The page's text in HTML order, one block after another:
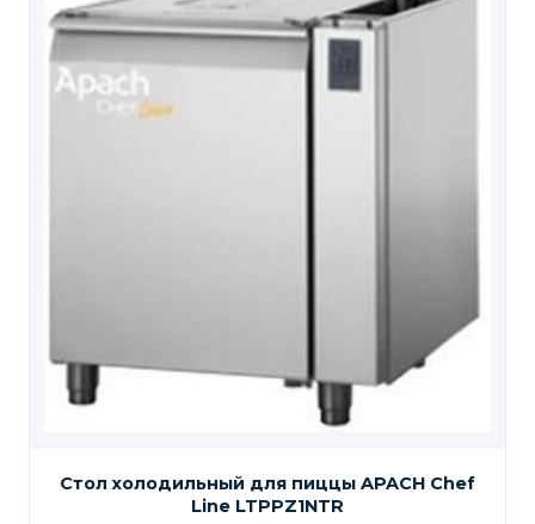
Стол холодильный для пиццы APACH Chef
Line LTPPZ1NTR